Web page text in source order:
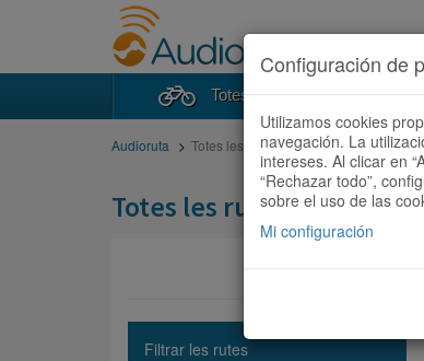
Totes les rutes
Audioruta Totes les rutes
Totes les rutes
Filtrar les rutes
Configuración de
Utilizamos cookies
navegación. La
intereses. Al clicar en
“Rechazar todo”,
sobre el uso de las
Mi configuración